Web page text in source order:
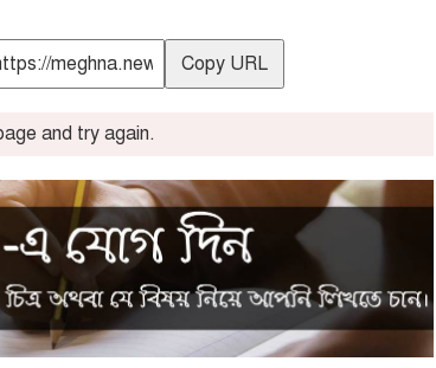
Copy URL
and try again.